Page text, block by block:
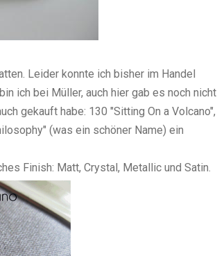
Leider konnte ich bisher im Handel
ich bei Müller, auch hier gab es noch nicht
gekauft habe: 130 "Sitting On a Volcano",
(was ein schöner Name) ein
Finish: Matt, Crystal, Metallic und Satin.